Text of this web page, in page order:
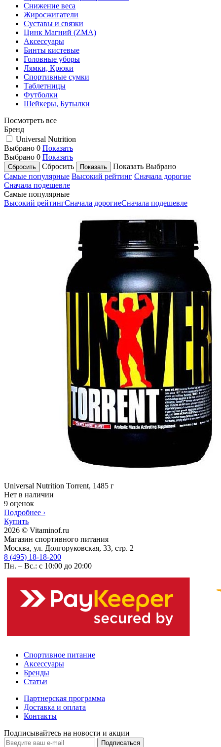
Снижение веса
Жиросжигатели
Суставы и связки
Цинк Магний (ZMA)
Аксессуары
Бинты кистевые
Головные уборы
Лямки, Крюки
Спортивные сумки
Таблетницы
Футболки
Шейкеры, Бутылки
Посмотреть все
Бренд
Universal Nutrition
Выбрано 0 Показать
Выбрано 0 Показать
Сбросить
Показать Выбрано
Самые популярные Высокий рейтинг Сначала дорогие
Сначала подешевле
Самые популярные
Высокий рейтингСначала дорогиеСначала подешевле
Universal Nutrition Torrent, 1485 г
Нет в наличии
9 оценок
Подробнее ›
Купить
2026 © Vitaminof.ru
Магазин спортивного питания
Москва, ул. Долгоруковская, 33, стр. 2
8 (495) 18-18-200
Пн. – Вс.: с 10:00 до 20:00
Спортивное питание
Аксессуары
Бренды
Статьи
Партнерская программа
Доставка и оплата
Контакты
Подписывайтесь на новости и акции
Подписаться